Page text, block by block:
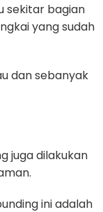
sekitar bagian
yang sudah
dan sebanyak
juga dilakukan
ini adalah